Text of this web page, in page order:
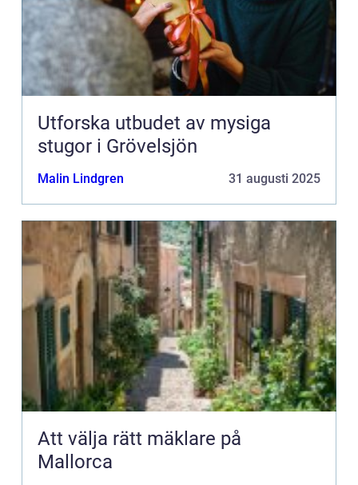
Utforska utbudet av mysiga
stugor i Grövelsjön
Malin Lindgren 31 augusti 2025
Att välja rätt mäklare på
Mallorca